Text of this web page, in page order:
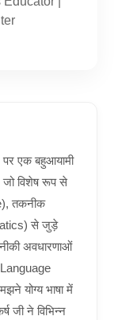
एक बहुआयामी
विशेष रूप से
तकनीक
से जुड़े
अवधारणाओं
योग्य भाषा में
जी ने विभिन्न